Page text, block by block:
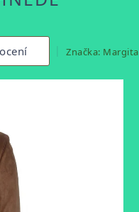
Značka: Margita